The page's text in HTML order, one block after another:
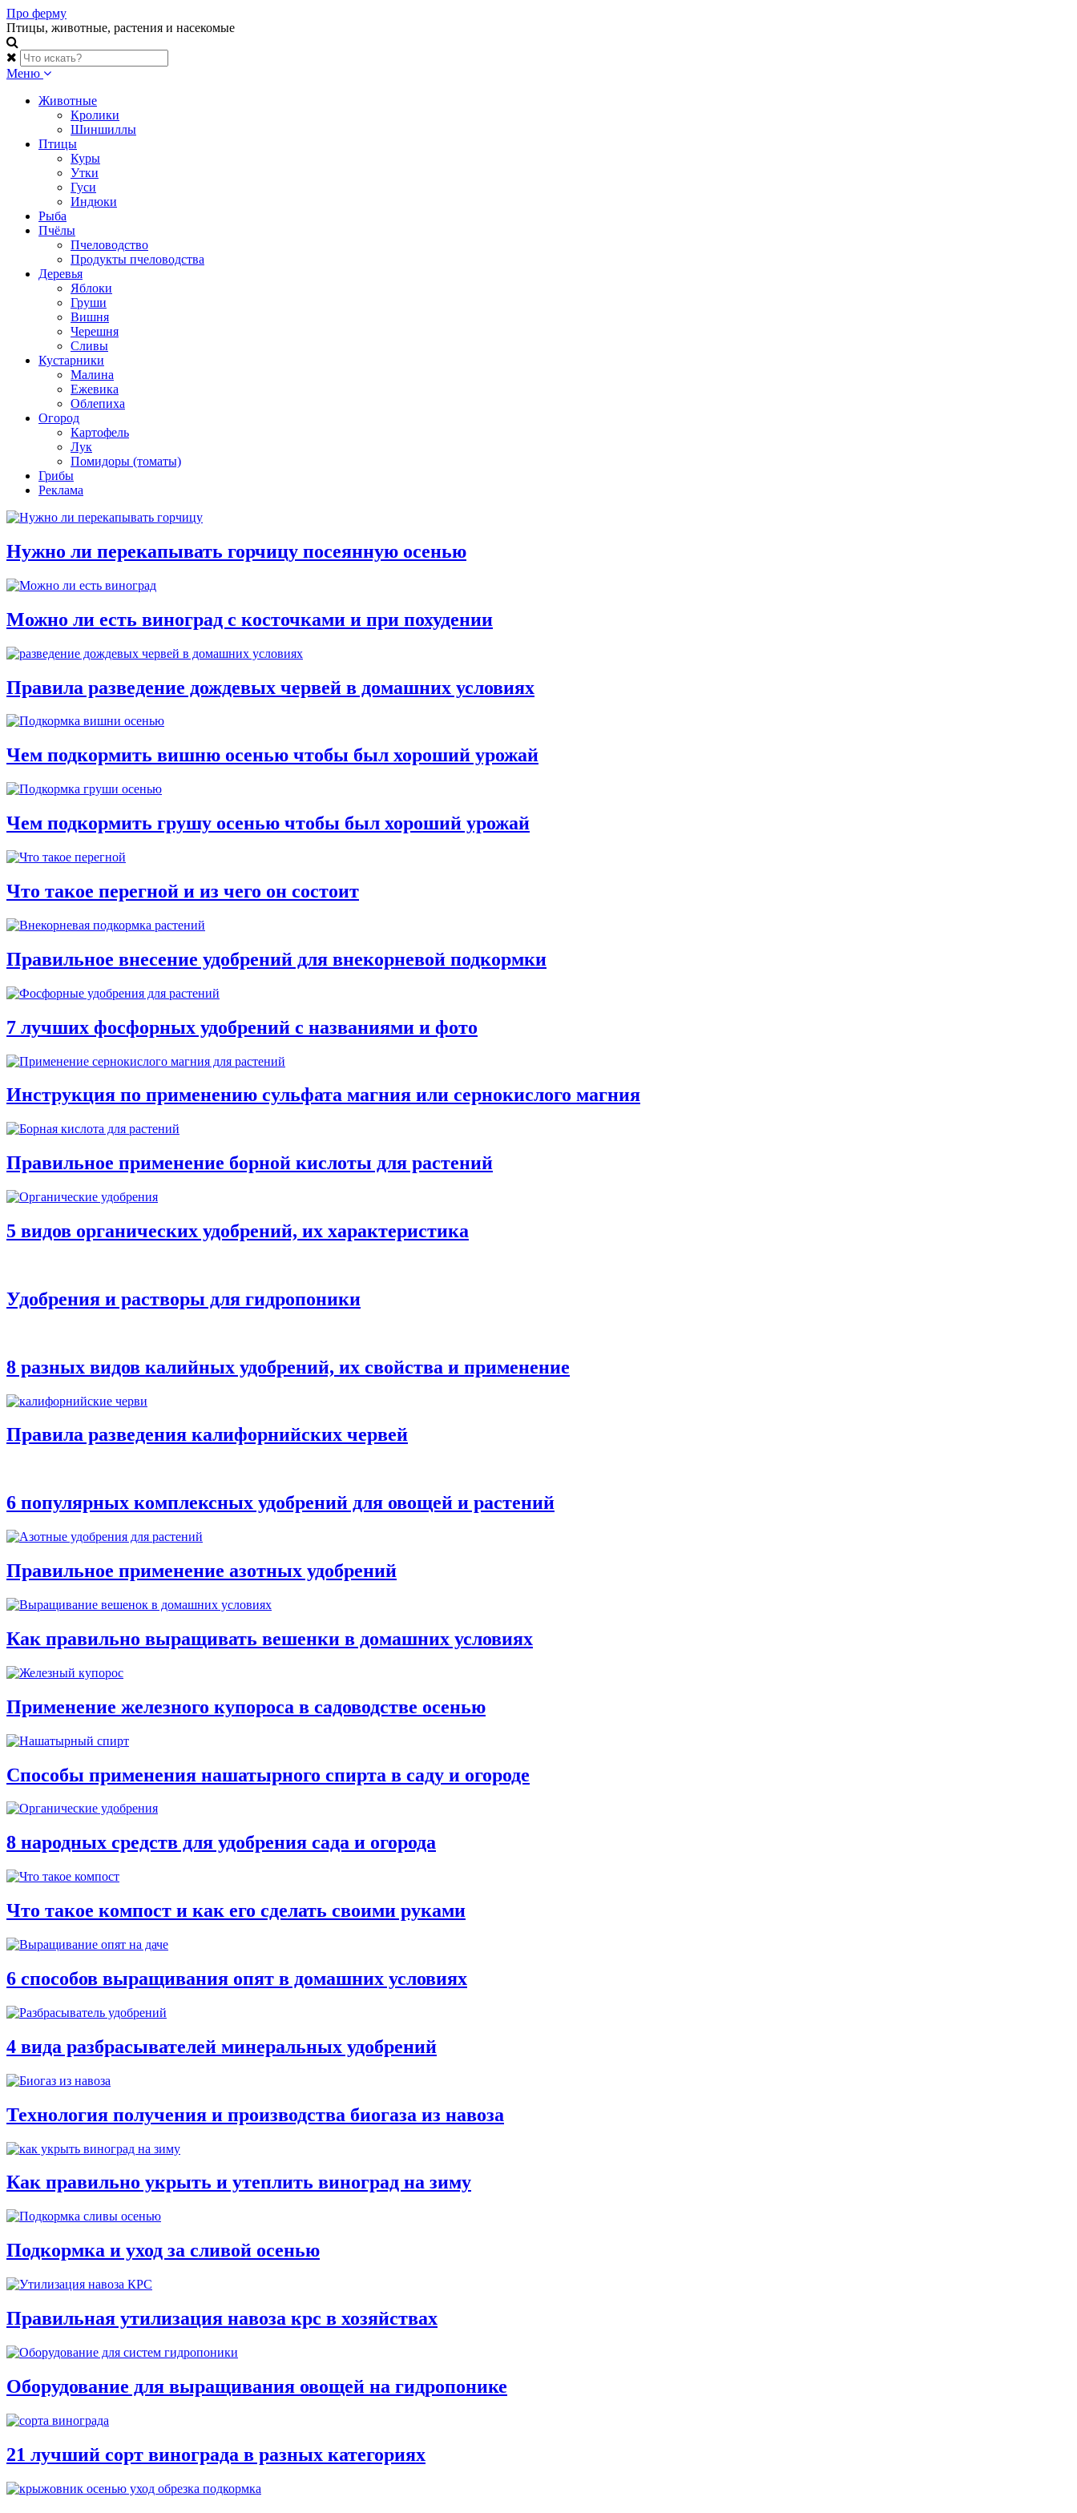
Skip
to
content
Про ферму
Птицы, животные, растения и насекомые
Меню
Животные
Кролики
Шиншиллы
Птицы
Куры
Утки
Гуси
Индюки
Рыба
Пчёлы
Пчеловодство
Продукты пчеловодства
Деревья
Яблоки
Груши
Вишня
Черешня
Сливы
Кустарники
Малина
Ежевика
Облепиха
Огород
Картофель
Лук
Помидоры (томаты)
Грибы
Реклама
Нужно ли перекапывать горчицу посеянную осенью
Можно ли есть виноград с косточками и при похудении
Правила разведение дождевых червей в домашних условиях
Чем подкормить вишню осенью чтобы был хороший урожай
Чем подкормить грушу осенью чтобы был хороший урожай
Что такое перегной и из чего он состоит
Правильное внесение удобрений для внекорневой подкормки
7 лучших фосфорных удобрений с названиями и фото
Инструкция по применению сульфата магния или сернокислого магния
Правильное применение борной кислоты для растений
5 видов органических удобрений, их характеристика
Удобрения и растворы для гидропоники
8 разных видов калийных удобрений, их свойства и применение
Правила разведения калифорнийских червей
6 популярных комплексных удобрений для овощей и растений
Правильное применение азотных удобрений
Как правильно выращивать вешенки в домашних условиях
Применение железного купороса в садоводстве осенью
Способы применения нашатырного спирта в саду и огороде
8 народных средств для удобрения сада и огорода
Что такое компост и как его сделать своими руками
6 способов выращивания опят в домашних условиях
4 вида разбрасывателей минеральных удобрений
Технология получения и производства биогаза из навоза
Как правильно укрыть и утеплить виноград на зиму
Подкормка и уход за сливой осенью
Правильная утилизация навоза крс в хозяйствах
Оборудование для выращивания овощей на гидропонике
21 лучший сорт винограда в разных категориях